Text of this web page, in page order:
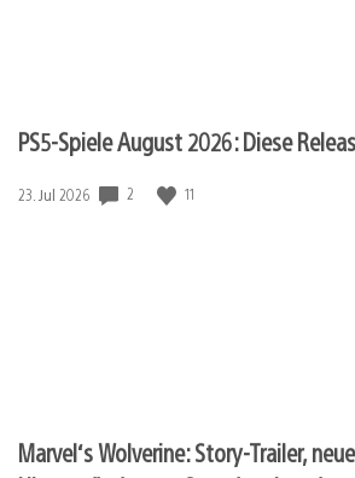
PS5-Spiele August 2026: Diese
Veröffentlichungsdatum:
23. Jul 2026 2 11
Marvel‘s Wolverine: Story-Trailer,